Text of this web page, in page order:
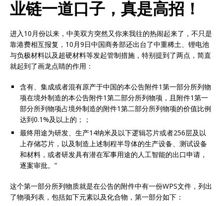
业链一道口子，真是高招！
进入10月份以来，中美双方突然又你来我往的热闹起来了，不只是
靠港费相互报复，10月9日中国商务部还出台了中重稀土、锂电池
与负极材料以及超硬材料等发起管制措施，特别提到了两点，简直
就起到了画龙点睛的作用：
含有、集成或者混有原产于中国的本公告附件1第一部分所列物
项在境外制造的本公告附件1第二部分所列物项，且附件1第一
部分所列物项占境外制造的附件1第二部分所列物项的价值比例
达到0.1%及以上的；；
最终用途为研发、生产14纳米及以下逻辑芯片或者256层及以
上存储芯片，以及制造上述制程半导体的生产设备、测试设备
和材料，或者研发具有潜在军事用途的人工智能的出口申请，
逐案审批。”
这个第一部分所列物质就是在公告的附件中有一份WPS文件，列出
了物项列表，包括如下元素以及化合物，第一部分如下：